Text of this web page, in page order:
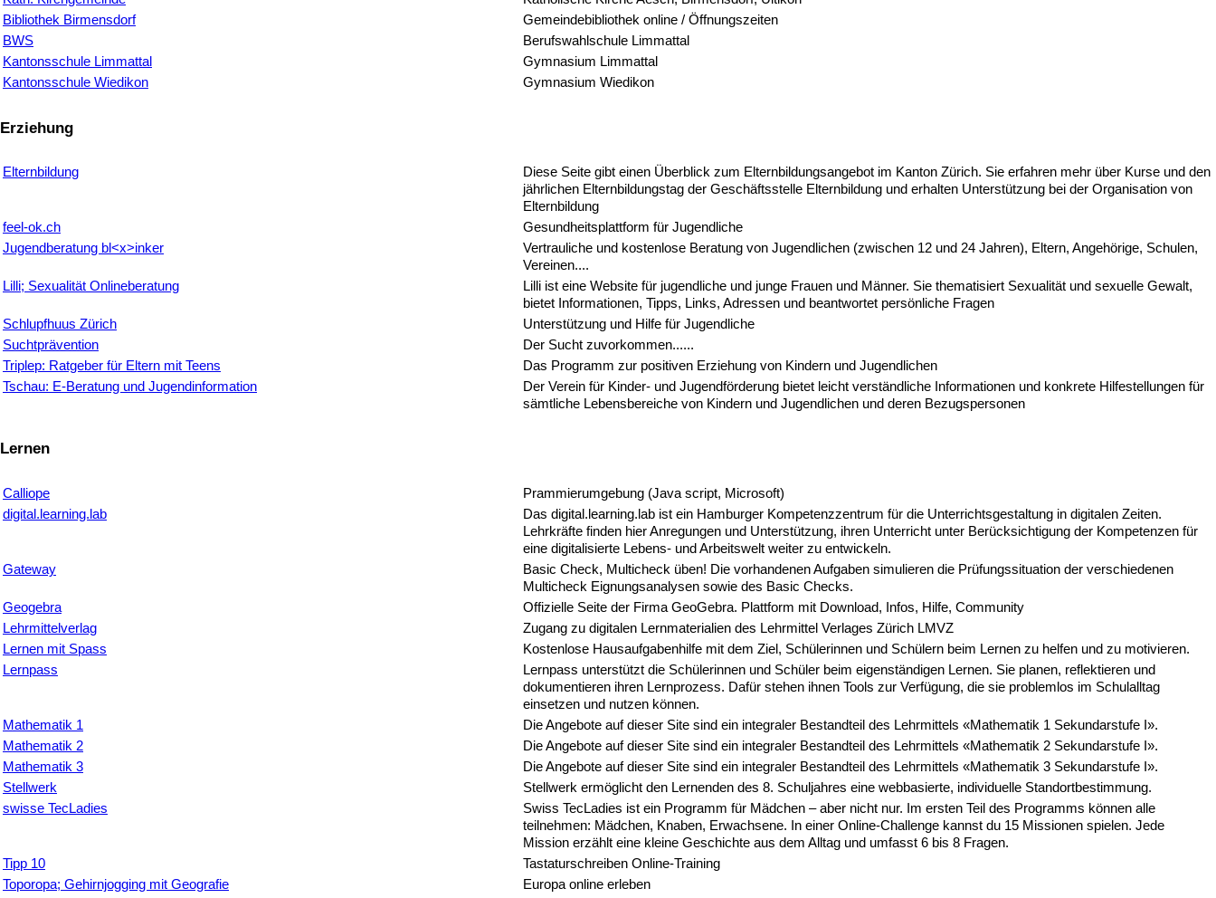
Bibliothek Birmensdorf
Gemeindebibliothek online / Öffnungszeiten
BWS
Berufswahlschule Limmattal
Kantonsschule Limmattal
Gymnasium Limmattal
Kantonsschule Wiedikon
Gymnasium Wiedikon
Erziehung
Elternbildung
Diese Seite gibt einen Überblick zum Elternbildungsangebot im Kanton Zürich. Sie erfahren mehr über Kurse und den
jährlichen Elternbildungstag der Geschäftsstelle Elternbildung und erhalten Unterstützung bei der Organisation von
Elternbildung
feel-ok.ch
Gesundheitsplattform für Jugendliche
Jugendberatung bl<x>inker
Vertrauliche und kostenlose Beratung von Jugendlichen (zwischen 12 und 24 Jahren), Eltern, Angehörige, Schulen,
Vereinen....
Lilli; Sexualität Onlineberatung
Lilli ist eine Website für jugendliche und junge Frauen und Männer. Sie thematisiert Sexualität und sexuelle Gewalt,
bietet Informationen, Tipps, Links, Adressen und beantwortet persönliche Fragen
Schlupfhuus Zürich
Unterstützung und Hilfe für Jugendliche
Suchtprävention
Der Sucht zuvorkommen......
Triplep: Ratgeber für Eltern mit Teens
Das Programm zur positiven Erziehung von Kindern und Jugendlichen
Tschau: E-Beratung und Jugendinformation
Der Verein für Kinder- und Jugendförderung bietet leicht verständliche Informationen und konkrete Hilfestellungen für
sämtliche Lebensbereiche von Kindern und Jugendlichen und deren Bezugspersonen
Lernen
Calliope Prammierumgebung (Java script, Microsoft)
digital.learning.lab
Das digital.learning.lab ist ein Hamburger Kompetenzzentrum für die Unterrichtsgestaltung in digitalen Zeiten.
Lehrkräfte finden hier Anregungen und Unterstützung, ihren Unterricht unter Berücksichtigung der Kompetenzen für
eine digitalisierte Lebens- und Arbeitswelt weiter zu entwickeln.
Gateway
Basic Check, Multicheck üben! Die vorhandenen Aufgaben simulieren die Prüfungssituation der verschiedenen
Multicheck Eignungsanalysen sowie des Basic Checks.
Geogebra
Offizielle Seite der Firma GeoGebra. Plattform mit Download, Infos, Hilfe, Community
Lehrmittelverlag
Zugang zu digitalen Lernmaterialien des Lehrmittel Verlages Zürich LMVZ
Lernen mit Spass
Kostenlose Hausaufgabenhilfe mit dem Ziel, Schülerinnen und Schülern beim Lernen zu helfen und zu motivieren.
Lernpass
Lernpass unterstützt die Schülerinnen und Schüler beim eigenständigen Lernen. Sie planen, reflektieren und
dokumentieren ihren Lernprozess. Dafür stehen ihnen Tools zur Verfügung, die sie problemlos im Schulalltag
einsetzen und nutzen können.
Mathematik 1
Die Angebote auf dieser Site sind ein integraler Bestandteil des Lehrmittels «Mathematik 1 Sekundarstufe I».
Mathematik 2
Die Angebote auf dieser Site sind ein integraler Bestandteil des Lehrmittels «Mathematik 2 Sekundarstufe I».
Mathematik 3
Die Angebote auf dieser Site sind ein integraler Bestandteil des Lehrmittels «Mathematik 3 Sekundarstufe I».
Stellwerk
Stellwerk ermöglicht den Lernenden des 8. Schuljahres eine webbasierte, individuelle Standortbestimmung.
swisse TecLadies
Swiss TecLadies ist ein Programm für Mädchen – aber nicht nur. Im ersten Teil des Programms können alle
teilnehmen: Mädchen, Knaben, Erwachsene. In einer Online-Challenge kannst du 15 Missionen spielen. Jede
Mission erzählt eine kleine Geschichte aus dem Alltag und umfasst 6 bis 8 Fragen.
Tipp 10
Tastaturschreiben Online-Training
Toporopa; Gehirnjogging mit Geografie
Europa online erleben